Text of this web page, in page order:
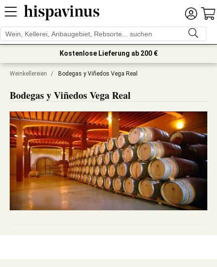
Kostenlose Lieferung ab 200 €
Weinkellereien / Bodegas y Viñedos Vega Real
Bodegas y Viñedos Vega Real